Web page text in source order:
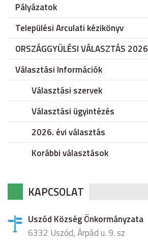
Pályázatok
Települési Arculati kézikönyv
ORSZÁGGYÜLÉSI VÁLASZTÁS 2026
Választási Információk
Választási szervek
Választási ügyintézés
2026. évi választás
Korábbi választások
KAPCSOLAT
Uszód Község Önkormányzata
6332 Uszód, Árpád u. 9. sz